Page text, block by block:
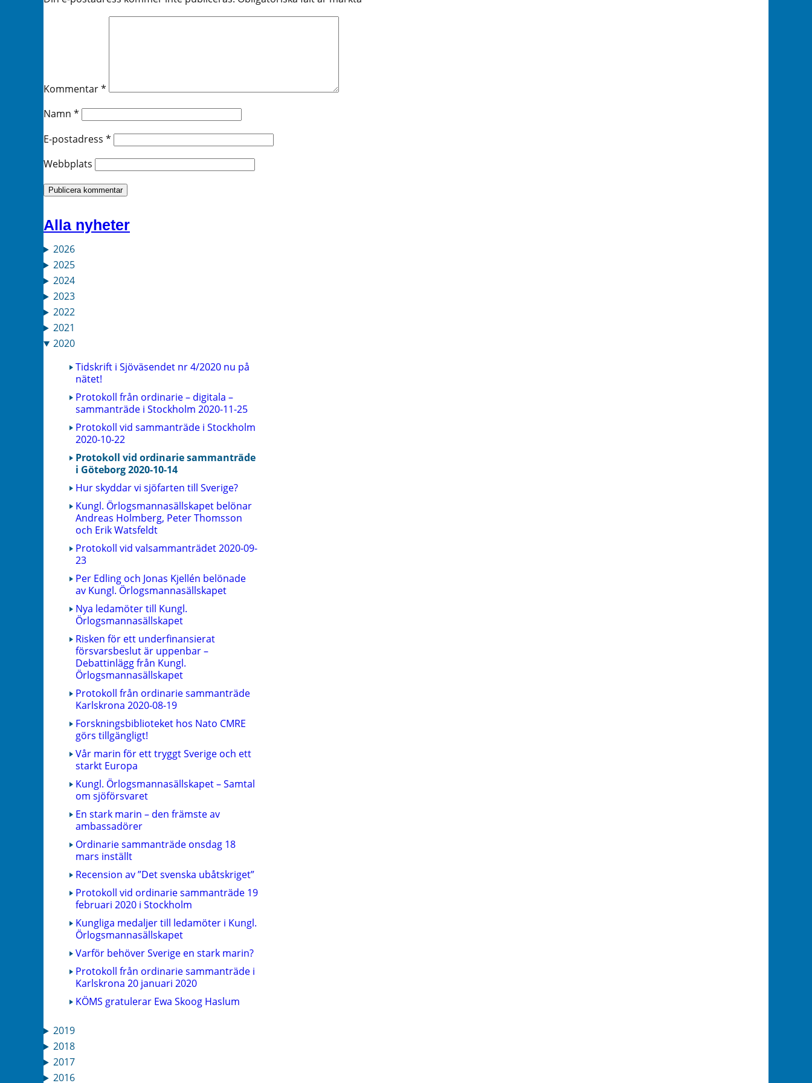
Kommentar*
Namn *
E-postadress *
Webbplats
Alla nyheter
2026
2025
2024
2023
2022
2021
2020
Tidskrift i Sjöväsendet nr 4/2020 nu på
nätet!
Protokoll från ordinarie – digitala –
sammanträde i Stockholm 2020-11-25
Protokoll vid sammanträde i Stockholm
2020-10-22
Protokoll vid ordinarie sammanträde
i Göteborg 2020-10-14
Hur skyddar vi sjöfarten till Sverige?
Kungl. Örlogsmannasällskapet belönar
Andreas Holmberg, Peter Thomsson
och Erik Watsfeldt
Protokoll vid valsammanträdet 2020-09-
23
Per Edling och Jonas Kjellén belönade
av Kungl. Örlogsmannasällskapet
Nya ledamöter till Kungl.
Örlogsmannasällskapet
Risken för ett underfinansierat
försvarsbeslut är uppenbar –
Debattinlägg från Kungl.
Örlogsmannasällskapet
Protokoll från ordinarie sammanträde
Karlskrona 2020-08-19
Forskningsbiblioteket hos Nato CMRE
görs tillgängligt!
Vår marin för ett tryggt Sverige och ett
starkt Europa
Kungl. Örlogsmannasällskapet – Samtal
om sjöförsvaret
En stark marin – den främste av
ambassadörer
Ordinarie sammanträde onsdag 18
mars inställt
Recension av ”Det svenska ubåtskriget”
Protokoll vid ordinarie sammanträde 19
februari 2020 i Stockholm
Kungliga medaljer till ledamöter i Kungl.
Örlogsmannasällskapet
Varför behöver Sverige en stark marin?
Protokoll från ordinarie sammanträde i
Karlskrona 20 januari 2020
KÖMS gratulerar Ewa Skoog Haslum
2019
2018
2017
2016